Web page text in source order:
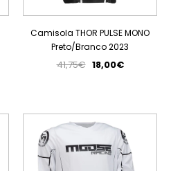
Camisola THOR PULSE MONO
Preto/Branco 2023
41,75€ 18,00€